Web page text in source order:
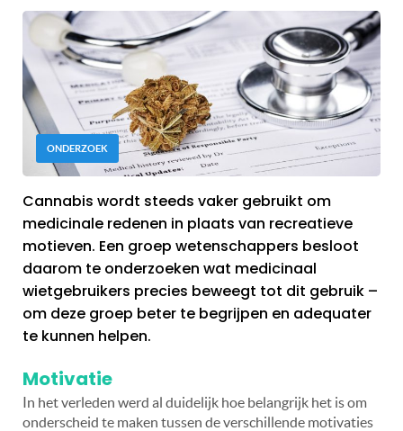
ONDERZOEK
Cannabis wordt steeds vaker gebruikt om
medicinale redenen in plaats van recreatieve
motieven. Een groep wetenschappers besloot
daarom te onderzoeken wat medicinaal
wietgebruikers precies beweegt tot dit gebruik –
om deze groep beter te begrijpen en adequater
te kunnen helpen.
Motivatie
In het verleden werd al duidelijk hoe belangrijk het is om
onderscheid te maken tussen de verschillende motivaties